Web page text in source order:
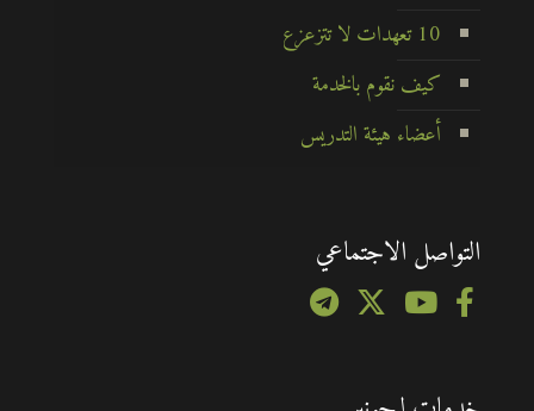
10 تعهدات لا تتزعزع
كيف نقوم بالخدمة
أعضاء هيئة التدريس
التواصل الاجتماعي